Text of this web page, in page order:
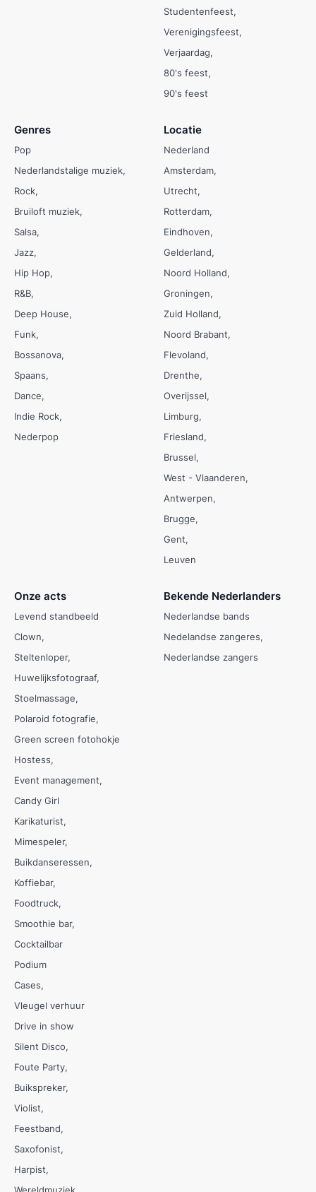
Studentenfeest
Verenigingsfeest
Verjaardag
80's feest
90's feest
Genres
Pop
Nederlandstalige muziek
Rock
Bruiloft muziek
Salsa
Jazz
Hip Hop
R&B
Deep House
Funk
Bossanova
Spaans
Dance
Indie Rock
Nederpop
Locatie
Nederland
Amsterdam
Utrecht
Rotterdam
Eindhoven
Gelderland
Noord Holland
Groningen
Zuid Holland
Noord Brabant
Flevoland
Drenthe
Overijssel
Limburg
Friesland
Brussel
West - Vlaanderen
Antwerpen
Brugge
Gent
Leuven
Onze acts
Levend standbeeld
Clown
Steltenloper
Huwelijksfotograaf
Stoelmassage
Polaroid fotografie
Green screen fotohokje
Hostess
Event management
Candy Girl
Karikaturist
Mimespeler
Buikdanseressen
Koffiebar
Foodtruck
Smoothie bar
Cocktailbar
Podium
Cases
Vleugel verhuur
Drive in show
Silent Disco
Foute Party
Buikspreker
Violist
Feestband
Saxofonist
Harpist
Wereldmuziek
Bekende Nederlanders
Nederlandse bands
Nedelandse zangeres
Nederlandse zangers